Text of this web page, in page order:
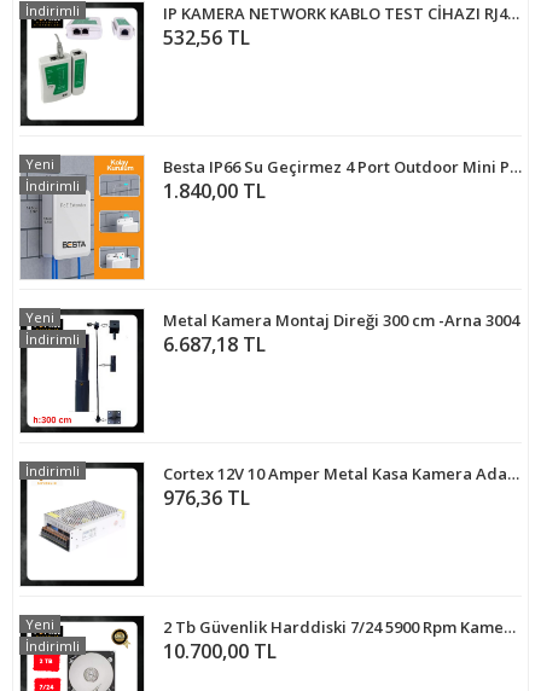
IP KAMERA NETWORK KABLO TEST CİHAZI RJ45 RJ11 - ARNA 4511
532,56 TL
İndirimli
Besta IP66 Su Geçirmez 4 Port Outdoor Mini PoE Extender 3 Çıkış 1 Giriş , IEEE 802.3af/at 4 Kanal PoE Tekrarlayıcı
1.840,00 TL
Yeni
İndirimli
Metal Kamera Montaj Direği 300 cm -Arna 3004
6.687,18 TL
Yeni
İndirimli
Cortex 12V 10 Amper Metal Kasa Kamera Adaptörü MA-1210A
976,36 TL
İndirimli
2 Tb Güvenlik Harddiski 7/24 5900 Rpm Kamera Sistemleri İçin
10.700,00 TL
Yeni
İndirimli